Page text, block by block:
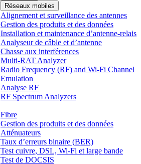
Réseaux mobiles
Alignement et surveillance des antennes
Gestion des produits et des données
Installation et maintenance d’antenne-relais
Analyseur de câble et d’antenne
Chasse aux interférences
Multi-RAT Analyzer
Radio Frequency (RF) and Wi-Fi Channel
Emulation
Analyse RF
RF Spectrum Analyzers
Fibre
Gestion des produits et des données
Atténuateurs
Taux d’erreurs binaire (BER)
Test cuivre, DSL, Wi-Fi et large bande
Test de DOCSIS